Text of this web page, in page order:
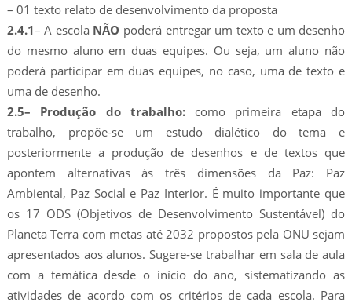
– 01 texto relato de desenvolvimento da proposta
2.4.1– A escola NÃO poderá entregar um texto e um desenho
do mesmo aluno em duas equipes. Ou seja, um aluno não
poderá participar em duas equipes, no caso, uma de texto e
uma de desenho.
2.5– Produção do trabalho:como primeira etapa do
trabalho, propõe-se um estudo dialético do tema e
posteriormente a produção de desenhos e de textos que
apontem alternativas às três dimensões da Paz: Paz
Ambiental, Paz Social e Paz Interior. É muito importante que
os 17 ODS (Objetivos de Desenvolvimento Sustentável) do
Planeta Terra com metas até 2032 propostos pela ONU sejam
apresentados aos alunos. Sugere-se trabalhar em sala de aula
com a temática desde o início do ano, sistematizando as
atividades de acordo com os critérios de cada escola. Para